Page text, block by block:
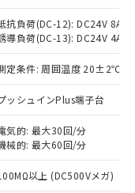
抗負荷(DC-12): DC24V 8A/
導負荷(DC-13): DC24V 4A/
定条件: 周囲温度 20±2℃、
ッシュインPlus端子台
気的: 最大30回/分
械的: 最大60回/分
以上 (DC500Vメガ)
同意のうえ
10物質）の
能な商品で
質）の非含
予定のある
10物質）の
品を出す予